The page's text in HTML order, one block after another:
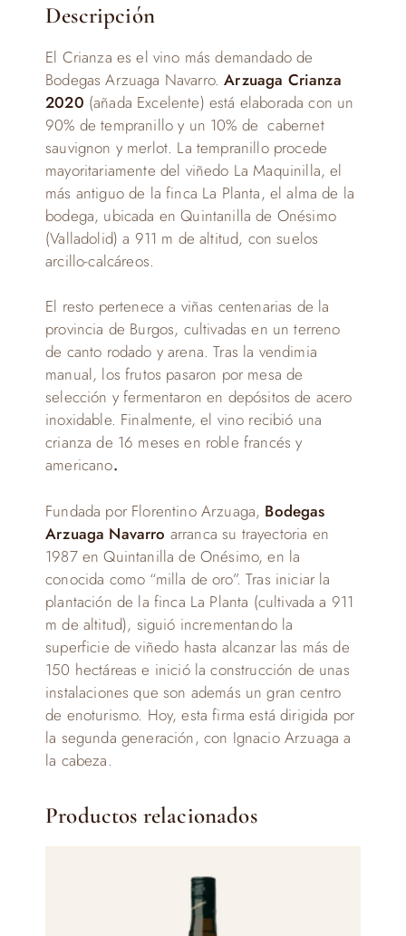
Descripción
El Crianza es el vino más demandado de
Bodegas Arzuaga Navarro.Arzuaga Crianza
2020 (añada Excelente) está elaborada con un
90% de tempranillo y un 10% de cabernet
sauvignon y merlot. La tempranillo procede
mayoritariamente del viñedo La Maquinilla, el
más antiguo de la finca La Planta, el alma de la
bodega, ubicada en Quintanilla de Onésimo
(Valladolid) a 911 m de altitud, con suelos
arcillo-calcáreos.
El resto pertenece a viñas centenarias de la
provincia de Burgos, cultivadas en un terreno
de canto rodado y arena. Tras la vendimia
manual, los frutos pasaron por mesa de
selección y fermentaron en depósitos de acero
inoxidable. Finalmente, el vino recibió una
crianza de 16 meses en roble francés y
americano.
Fundada por Florentino Arzuaga, Bodegas
Arzuaga Navarro arranca su trayectoria en
1987 en Quintanilla de Onésimo, en la
conocida como “milla de oro”. Tras iniciar la
plantación de la finca La Planta (cultivada a 911
m de altitud), siguió incrementando la
superficie de viñedo hasta alcanzar las más de
150 hectáreas e inició la construcción de unas
instalaciones que son además un gran centro
de enoturismo. Hoy, esta firma está dirigida por
la segunda generación, con Ignacio Arzuaga a
la cabeza.
Productos relacionados